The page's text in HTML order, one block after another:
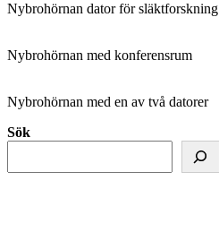
Nybrohörnan dator för släktforskning
Nybrohörnan med konferensrum
Nybrohörnan med en av två datorer
Sök